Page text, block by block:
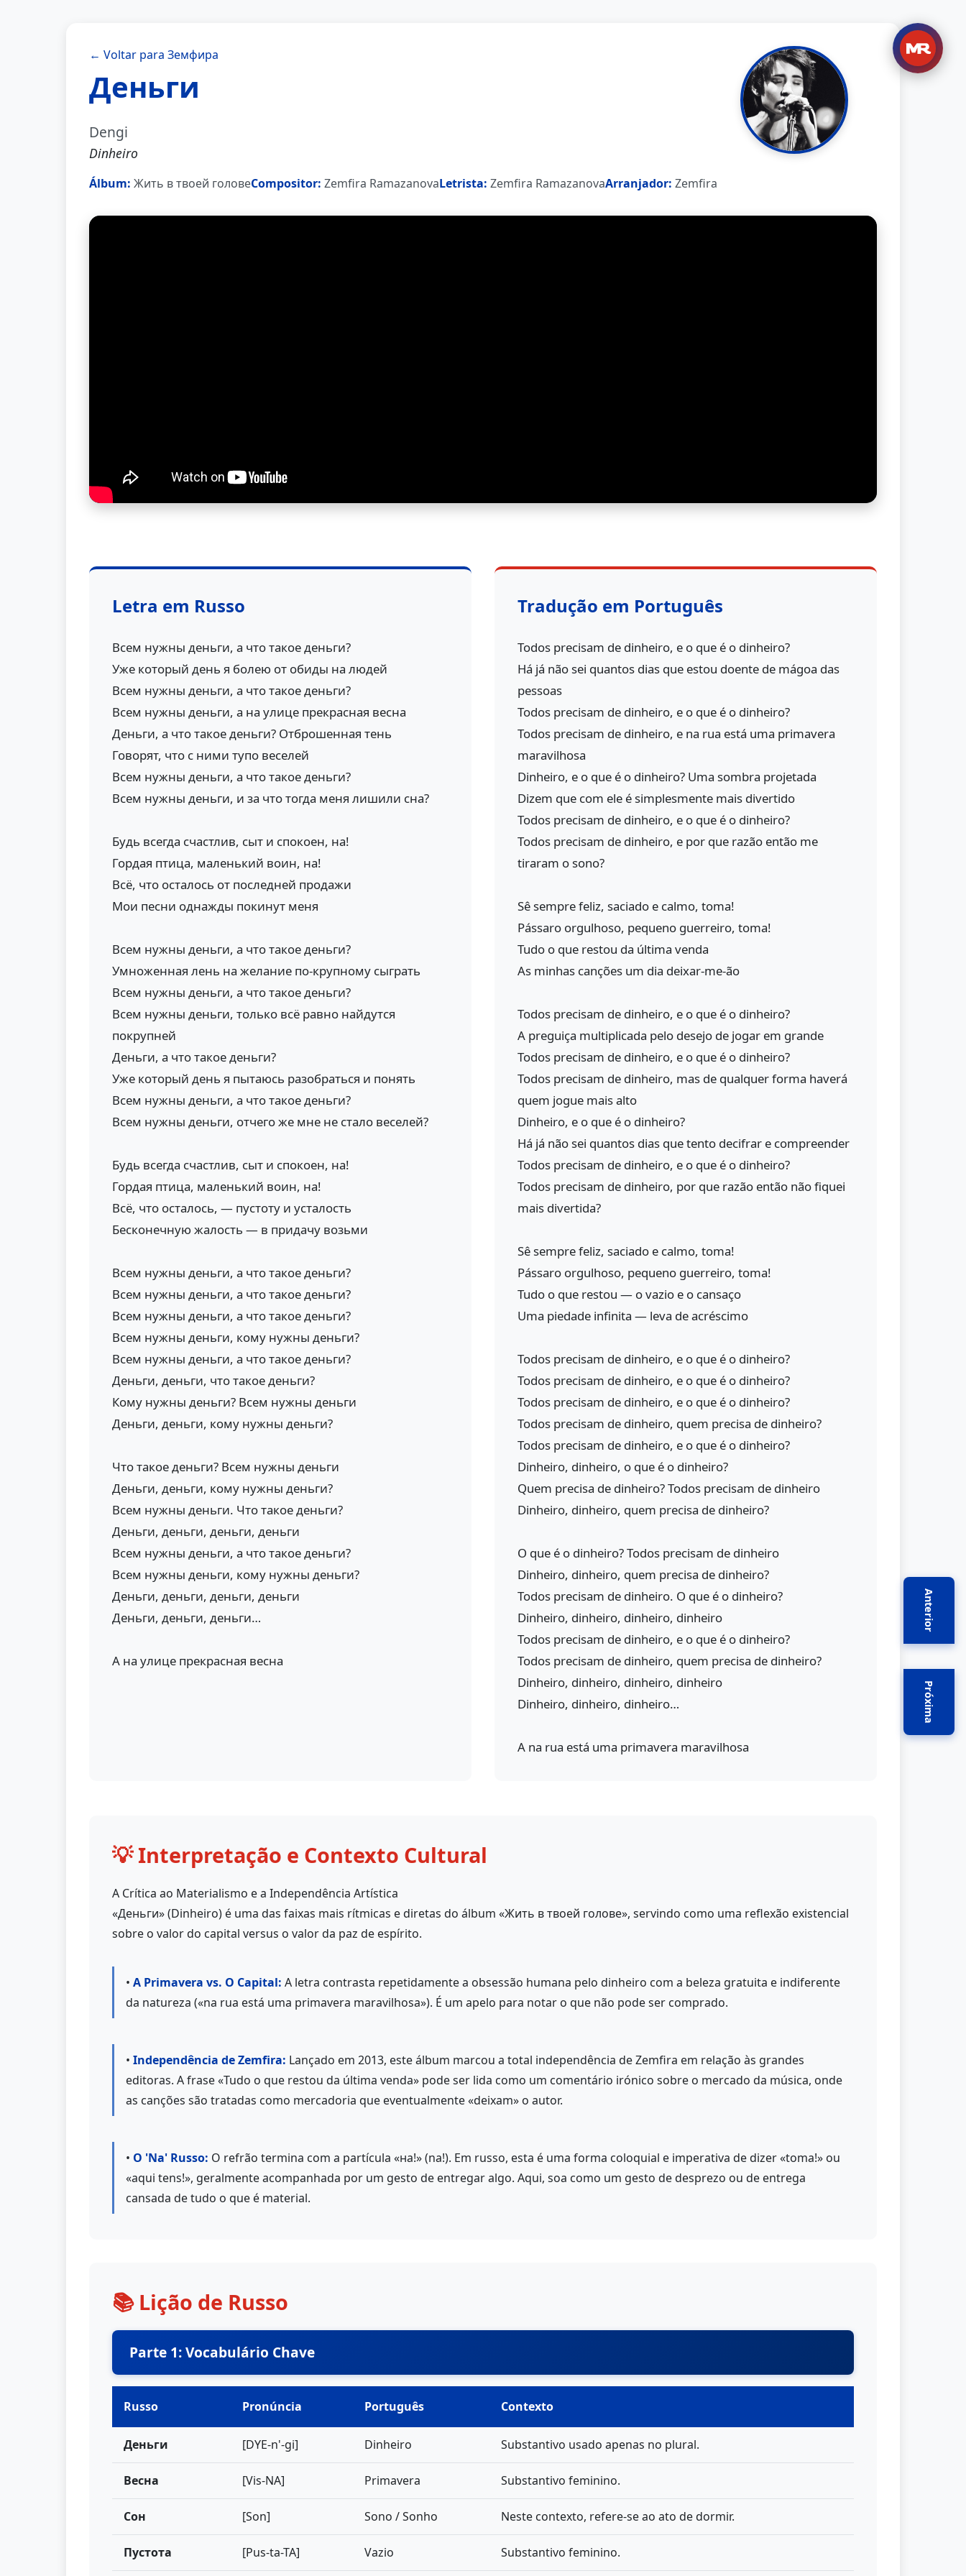
Anterior
Próxima
← Voltar para Земфира
Деньги
Dengi
Dinheiro
Álbum: Жить в твоей головеCompositor: Zemfira RamazanovaLetrista: Zemfira RamazanovaArranjador: Zemfira
Letra em Russo
Всем нужны деньги, а что такое деньги?
Уже который день я болею от обиды на людей
Всем нужны деньги, а что такое деньги?
Всем нужны деньги, а на улице прекрасная весна
Деньги, а что такое деньги? Отброшенная тень
Говорят, что с ними тупо веселей
Всем нужны деньги, а что такое деньги?
Всем нужны деньги, и за что тогда меня лишили сна?
Будь всегда счастлив, сыт и спокоен, на!
Гордая птица, маленький воин, на!
Всё, что осталось от последней продажи
Мои песни однажды покинут меня
Всем нужны деньги, а что такое деньги?
Умноженная лень на желание по-крупному сыграть
Всем нужны деньги, а что такое деньги?
Всем нужны деньги, только всё равно найдутся
покрупней
Деньги, а что такое деньги?
Уже который день я пытаюсь разобраться и понять
Всем нужны деньги, а что такое деньги?
Всем нужны деньги, отчего же мне не стало веселей?
Будь всегда счастлив, сыт и спокоен, на!
Гордая птица, маленький воин, на!
Всё, что осталось, — пустоту и усталость
Бесконечную жалость — в придачу возьми
Всем нужны деньги, а что такое деньги?
Всем нужны деньги, а что такое деньги?
Всем нужны деньги, а что такое деньги?
Всем нужны деньги, кому нужны деньги?
Всем нужны деньги, а что такое деньги?
Деньги, деньги, что такое деньги?
Кому нужны деньги? Всем нужны деньги
Деньги, деньги, кому нужны деньги?
Что такое деньги? Всем нужны деньги
Деньги, деньги, кому нужны деньги?
Всем нужны деньги. Что такое деньги?
Деньги, деньги, деньги, деньги
Всем нужны деньги, а что такое деньги?
Всем нужны деньги, кому нужны деньги?
Деньги, деньги, деньги, деньги
Деньги, деньги, деньги…
А на улице прекрасная весна
Tradução em Português
Todos precisam de dinheiro, e o que é o dinheiro?
Há já não sei quantos dias que estou doente de mágoa das
pessoas
Todos precisam de dinheiro, e o que é o dinheiro?
Todos precisam de dinheiro, e na rua está uma primavera
maravilhosa
Dinheiro, e o que é o dinheiro? Uma sombra projetada
Dizem que com ele é simplesmente mais divertido
Todos precisam de dinheiro, e o que é o dinheiro?
Todos precisam de dinheiro, e por que razão então me
tiraram o sono?
Sê sempre feliz, saciado e calmo, toma!
Pássaro orgulhoso, pequeno guerreiro, toma!
Tudo o que restou da última venda
As minhas canções um dia deixar-me-ão
Todos precisam de dinheiro, e o que é o dinheiro?
A preguiça multiplicada pelo desejo de jogar em grande
Todos precisam de dinheiro, e o que é o dinheiro?
Todos precisam de dinheiro, mas de qualquer forma haverá
quem jogue mais alto
Dinheiro, e o que é o dinheiro?
Há já não sei quantos dias que tento decifrar e compreender
Todos precisam de dinheiro, e o que é o dinheiro?
Todos precisam de dinheiro, por que razão então não fiquei
mais divertida?
Sê sempre feliz, saciado e calmo, toma!
Pássaro orgulhoso, pequeno guerreiro, toma!
Tudo o que restou — o vazio e o cansaço
Uma piedade infinita — leva de acréscimo
Todos precisam de dinheiro, e o que é o dinheiro?
Todos precisam de dinheiro, e o que é o dinheiro?
Todos precisam de dinheiro, e o que é o dinheiro?
Todos precisam de dinheiro, quem precisa de dinheiro?
Todos precisam de dinheiro, e o que é o dinheiro?
Dinheiro, dinheiro, o que é o dinheiro?
Quem precisa de dinheiro? Todos precisam de dinheiro
Dinheiro, dinheiro, quem precisa de dinheiro?
O que é o dinheiro? Todos precisam de dinheiro
Dinheiro, dinheiro, quem precisa de dinheiro?
Todos precisam de dinheiro. O que é o dinheiro?
Dinheiro, dinheiro, dinheiro, dinheiro
Todos precisam de dinheiro, e o que é o dinheiro?
Todos precisam de dinheiro, quem precisa de dinheiro?
Dinheiro, dinheiro, dinheiro, dinheiro
Dinheiro, dinheiro, dinheiro…
A na rua está uma primavera maravilhosa
💡 Interpretação e Contexto Cultural
A Crítica ao Materialismo e a Independência Artística
«Деньги» (Dinheiro) é uma das faixas mais rítmicas e diretas do álbum «Жить в твоей голове», servindo como uma reflexão existencial
sobre o valor do capital versus o valor da paz de espírito.
• A Primavera vs. O Capital: A letra contrasta repetidamente a obsessão humana pelo dinheiro com a beleza gratuita e indiferente
da natureza («na rua está uma primavera maravilhosa»). É um apelo para notar o que não pode ser comprado.
• Independência de Zemfira: Lançado em 2013, este álbum marcou a total independência de Zemfira em relação às grandes
editoras. A frase «Tudo o que restou da última venda» pode ser lida como um comentário irónico sobre o mercado da música, onde
as canções são tratadas como mercadoria que eventualmente «deixam» o autor.
• O 'Na' Russo: O refrão termina com a partícula «на!» (na!). Em russo, esta é uma forma coloquial e imperativa de dizer «toma!» ou
«aqui tens!», geralmente acompanhada por um gesto de entregar algo. Aqui, soa como um gesto de desprezo ou de entrega
cansada de tudo o que é material.
📚 Lição de Russo
Parte 1: Vocabulário Chave
Russo Pronúncia Português Contexto
Деньги [DYE-n'-gi] Dinheiro Substantivo usado apenas no plural.
Весна [Vis-NA] Primavera Substantivo feminino.
Сон [Son] Sono / Sonho Neste contexto, refere-se ao ato de dormir.
Пустота [Pus-ta-TA] Vazio Substantivo feminino.